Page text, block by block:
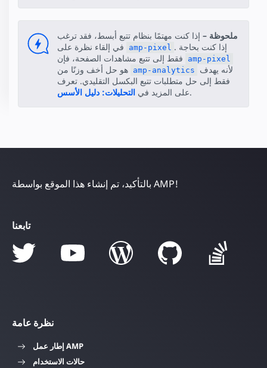
ملحوظة – إذا كنت مهتمًا بنظام تتبع أبسط، فقد ترغب
amp-pixel . إذا كنت بحاجة
amp-pixel
amp-analytics
فقط إلى حل متطلبات تتبع البكسل التقليدي. تعرف
على المزيد في التحليلات: دليل الأسس .
بالتأكيد، تم إنشاء هذا الموقع بواسطة AMP!
تابعنا
نظرة عامة
إطار عمل AMP
حالات الاستخدام